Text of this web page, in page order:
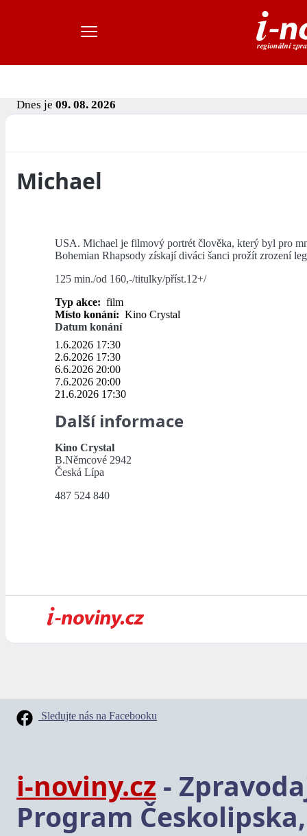
Dnes je 09. 08. 2026
Michael
USA. Michael je filmový portrét člověka, který byl pro
Bohemian Rhapsody získají diváci šanci prožít zrození
125 min./od 160,-/titulky/příst.12+/
Typ akce: film
Místo konání: Kino Crystal
Datum konání
1.6.2026 17:30
2.6.2026 17:30
6.6.2026 20:00
7.6.2026 20:00
21.6.2026 17:30
Další informace
Kino Crystal
B.Němcové 2942
Česká Lípa
487 524 840
Sledujte nás na Facebooku
i-noviny.cz -
Program